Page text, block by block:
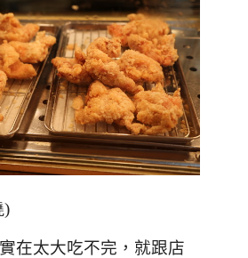
)
在太大吃不完，就跟店